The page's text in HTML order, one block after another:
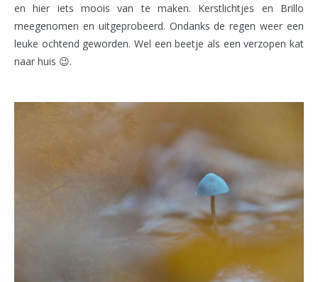
en hier iets moois van te maken. Kerstlichtjes en Brillo
meegenomen en uitgeprobeerd. Ondanks de regen weer een
leuke ochtend geworden. Wel een beetje als een verzopen kat
naar huis 😉.